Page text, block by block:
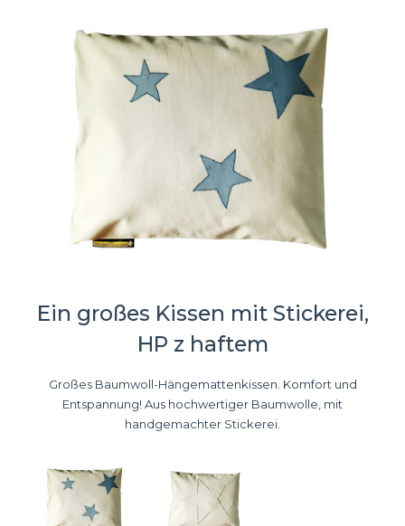
Ein großes Kissen mit Stickerei,
HP z haftem
Großes Baumwoll-Hängemattenkissen. Komfort und
Entspannung! Aus hochwertiger Baumwolle, mit
handgemachter Stickerei.